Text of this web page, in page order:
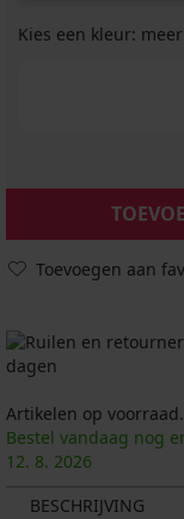
Kies een kleur:
Toevoegen aan
dagen
Artikelen op voorraad.
Bestel vandaag nog
12. 8. 2026
BESCHRIJVING